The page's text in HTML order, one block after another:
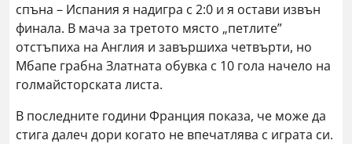
спъна – Испания я надигра с 2:0 и я остави извън
финала. В мача за третото място „петлите”
отстъпиха на Англия и завършиха четвърти, но
Мбапе грабна Златната обувка с 10 гола начело на
голмайсторската листа.
В последните години Франция показа, че може да
стига далеч дори когато не впечатлява с играта си.